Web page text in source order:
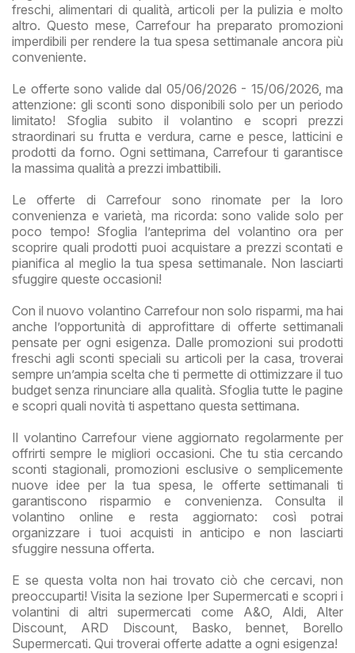
freschi, alimentari di qualità, articoli per la pulizia e molto
altro. Questo mese, Carrefour ha preparato promozioni
imperdibili per rendere la tua spesa settimanale ancora più
conveniente.
Le offerte sono valide dal 05/06/2026 - 15/06/2026, ma
attenzione: gli sconti sono disponibili solo per un periodo
limitato! Sfoglia subito il volantino e scopri prezzi
straordinari su frutta e verdura, carne e pesce, latticini e
prodotti da forno. Ogni settimana, Carrefour ti garantisce
la massima qualità a prezzi imbattibili.
Le offerte di Carrefour sono rinomate per la loro
convenienza e varietà, ma ricorda: sono valide solo per
poco tempo! Sfoglia l’anteprima del volantino ora per
scoprire quali prodotti puoi acquistare a prezzi scontati e
pianifica al meglio la tua spesa settimanale. Non lasciarti
sfuggire queste occasioni!
Con il nuovo volantino Carrefour non solo risparmi, ma hai
anche l’opportunità di approfittare di offerte settimanali
pensate per ogni esigenza. Dalle promozioni sui prodotti
freschi agli sconti speciali su articoli per la casa, troverai
sempre un’ampia scelta che ti permette di ottimizzare il tuo
budget senza rinunciare alla qualità. Sfoglia tutte le pagine
e scopri quali novità ti aspettano questa settimana.
Il volantino Carrefour viene aggiornato regolarmente per
offrirti sempre le migliori occasioni. Che tu stia cercando
sconti stagionali, promozioni esclusive o semplicemente
nuove idee per la tua spesa, le offerte settimanali ti
garantiscono risparmio e convenienza. Consulta il
volantino online e resta aggiornato: così potrai
organizzare i tuoi acquisti in anticipo e non lasciarti
sfuggire nessuna offerta.
E se questa volta non hai trovato ciò che cercavi, non
preoccuparti! Visita la sezione Iper Supermercati e scopri i
volantini di altri supermercati come A&O, Aldi, Alter
Discount, ARD Discount, Basko, bennet, Borello
Supermercati. Qui troverai offerte adatte a ogni esigenza!